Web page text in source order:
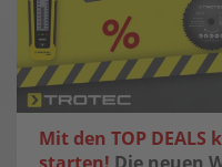
Mit den TOP DEALS